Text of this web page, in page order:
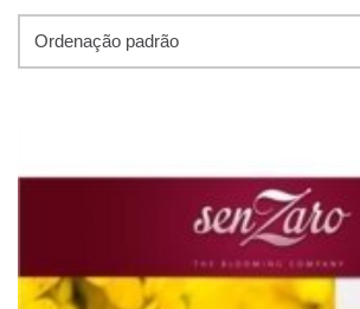
Ordenação padrão